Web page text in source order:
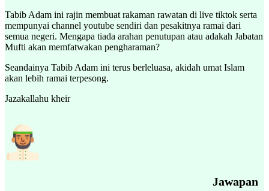
Tabib Adam ini rajin membuat rakaman rawatan di live tiktok serta
mempunyai channel youtube sendiri dan pesakitnya ramai dari
semua negeri. Mengapa tiada arahan penutupan atau adakah Jabatan
Mufti akan memfatwakan pengharaman?
Seandainya Tabib Adam ini terus berleluasa, akidah umat Islam
akan lebih ramai terpesong.
Jazakallahu kheir
Jawapan